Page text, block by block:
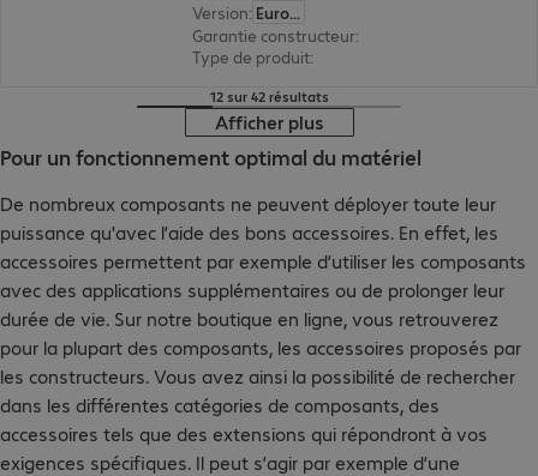
Version:
Europe
Garantie constructeur:
Type de produit:
12 sur 42 résultats
Afficher plus
Pour un fonctionnement optimal du matériel
De nombreux composants ne peuvent déployer toute leur
puissance qu'avec l’aide des bons accessoires. En effet, les
accessoires permettent par exemple d’utiliser les composants
avec des applications supplémentaires ou de prolonger leur
durée de vie. Sur notre boutique en ligne, vous retrouverez
pour la plupart des composants, les accessoires proposés par
les constructeurs. Vous avez ainsi la possibilité de rechercher
dans les différentes catégories de composants, des
accessoires tels que des extensions qui répondront à vos
exigences spécifiques. Il peut s’agir par exemple d’une